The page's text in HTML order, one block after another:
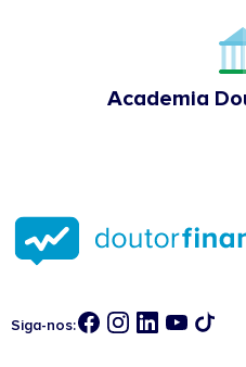
Academia
Siga-nos: